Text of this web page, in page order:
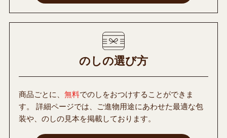
のしの選び方
商品ごとに、 無料でのしをおつけすることができま
す。 詳細ページでは、ご進物用途にあわせた最適な包
装や、のしの見本を掲載しております。